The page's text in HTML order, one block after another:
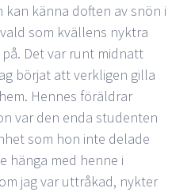
kan känna doften av snön i
som kvällens nyktra
Det var runt midnatt
börjat att verkligen gilla
Hennes föräldrar
var den enda studenten
som hon inte delade
hänga med henne i
jag var uttråkad, nykter